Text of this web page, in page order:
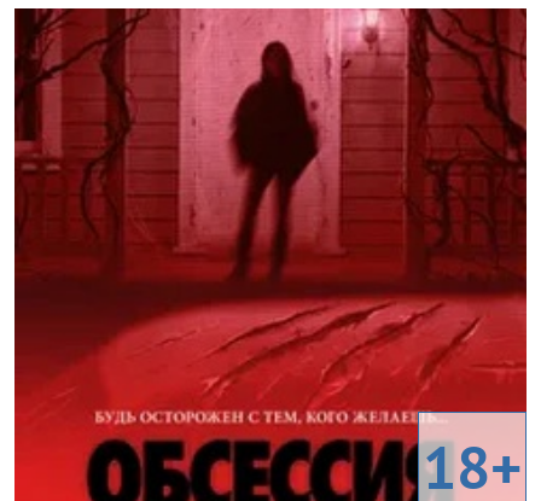
18+